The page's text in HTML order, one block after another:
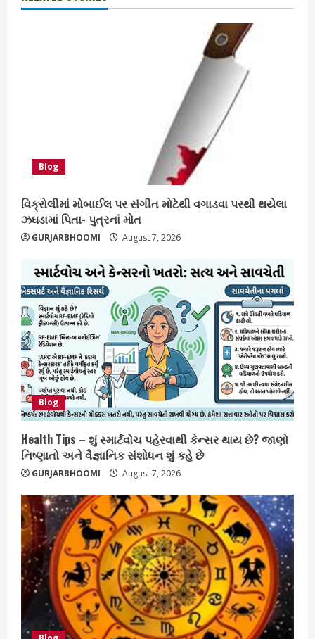
Blog
વિક્રોલીમાં મોબાઈલ પર સંગીત મોટેથી વગાડવા પરથી થયેલા
ઝઘડામાં પિતા- પુત્રનાં મોત
GURJARBHOOMI August 7, 2026
Blog
Health Tips – શું સ્માર્ટવોચ પહેરવાથી કેન્સર થાય છે? જાણો
નિષ્ણાતો અને વૈજ્ઞાનિક સંશોધન શું કહે છે
GURJARBHOOMI August 7, 2026